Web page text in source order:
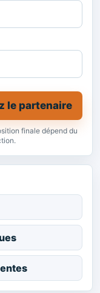
le partenaire
finale dépend du